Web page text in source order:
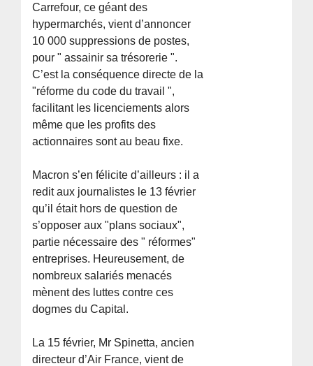
Carrefour, ce géant des
hypermarchés, vient d’annoncer
10 000 suppressions de postes,
pour " assainir sa trésorerie ".
C’est la conséquence directe de la
"réforme du code du travail ",
facilitant les licenciements alors
même que les profits des
actionnaires sont au beau fixe.
Macron s’en félicite d’ailleurs : il a
redit aux journalistes le 13 février
qu’il était hors de question de
s’opposer aux "plans sociaux",
partie nécessaire des " réformes"
entreprises. Heureusement, de
nombreux salariés menacés
mènent des luttes contre ces
dogmes du Capital.
La 15 février, Mr Spinetta, ancien
directeur d’Air France, vient de